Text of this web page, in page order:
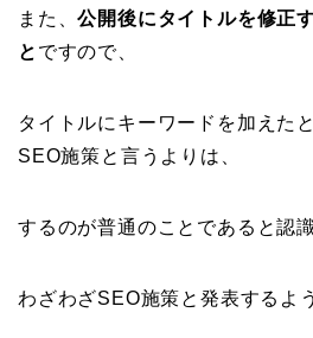
また、公開後にタイトルを修正
と ですので、
タイトルにキーワードを加えた
SEO施策と言うよりは、
するのが普通のことであると認
わざわざSEO施策と発表するよ